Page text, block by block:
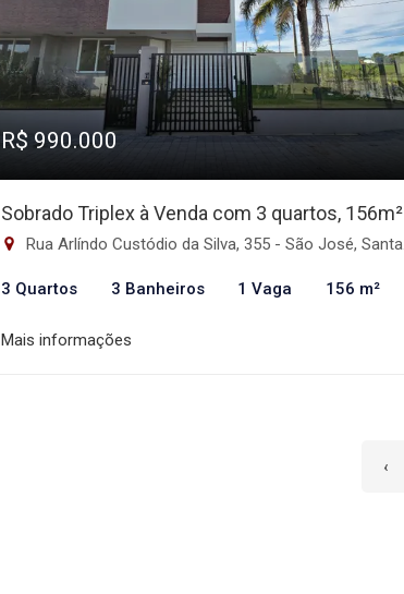
R$ 990.000
Sobrado Triplex à Venda com 3 quartos, 156m²
Rua Arlíndo Custódio da Silva, 355 - São José, Santa Maria-RS
3 Quartos 3 Banheiros 1 Vaga 156 m²
Mais informações
‹